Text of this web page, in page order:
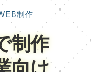
制作
制作